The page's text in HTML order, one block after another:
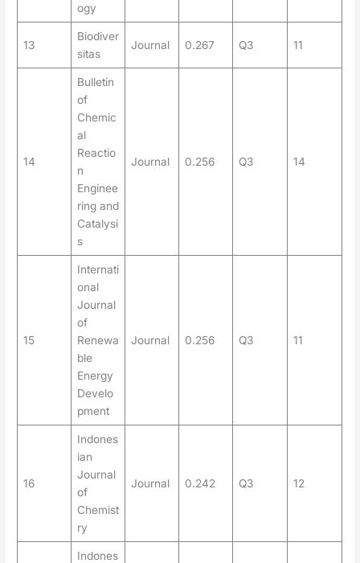
ogy
13
Biodiver
sitas
Journal 0.267 Q3 11
14
Bulletin
of
Chemic
al
Reactio
n
Enginee
ring and
Catalysi
s
Journal 0.256 Q3 14
15
Internati
onal
Journal
of
Renewa
ble
Energy
Develo
pment
Journal 0.256 Q3 11
16
Indones
ian
Journal
of
Chemist
ry
Journal 0.242 Q3 12
Indones